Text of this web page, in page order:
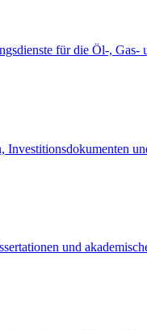
für die Öl-, Gas-
Investitionsdokumenten
und